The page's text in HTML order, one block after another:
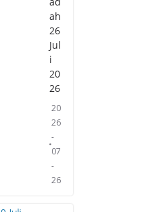
ah
26
Jul
i
20
26
20
26
-
07
-
26